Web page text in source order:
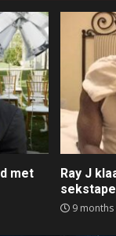
met
Ray J
sekstape
9 months